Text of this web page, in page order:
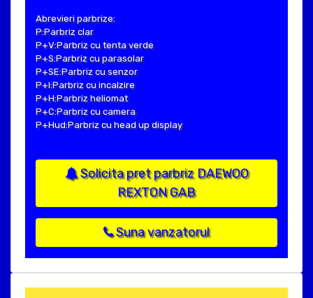
Abrevieri parbrize:
P:Parbriz clar
P+V:Parbriz cu tenta verde
P+S:Parbriz cu parasolar
P+SE:Parbriz cu senzor
P+I:Parbriz cu incalzire
P+H:Parbriz heliomat
P+C:Parbriz cu camera
P+Hud:Parbriz cu head up display
Solicita pret parbriz DAEWOO
REXTON GAB
Suna vanzatorul